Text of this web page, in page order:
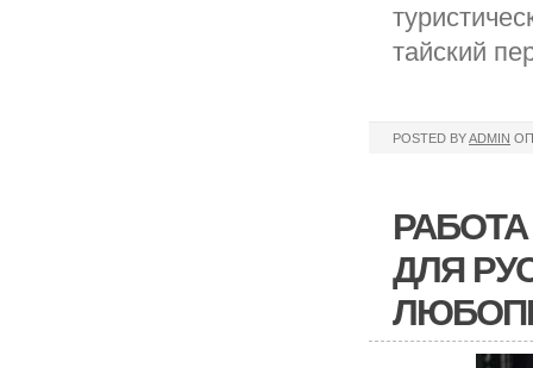
тайский
POSTED BYADMIN
ДЛЯ